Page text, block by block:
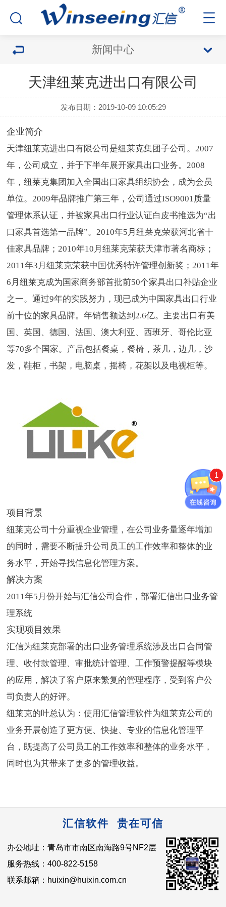
新闻中心
天津纽莱克进出口有限公司
发布日期：2019-10-09 10:05:29
企业简介
天津纽莱克进出口有限公司是纽莱克集团子公司。2007
年，公司成立，并于下半年展开家具出口业务。2008
年，纽莱克集团加入全国出口家具组织协会，成为会员
单位。2009年品牌推广第三年，公司通过ISO9001质量
管理体系认证，并被家具出口行业认证白皮书推选为“出
口家具首选第一品牌”。2010年5月纽莱克荣获河北省十
佳家具品牌；2010年10月纽莱克荣获天津市著名商标；
2011年3月纽莱克荣获中国优秀特许管理创新奖；2011年
6月纽莱克成为国家商务部首批前50个家具出口补贴企业
之一。通过9年的实践努力，现已成为中国家具出口行业
前十位的家具品牌。年销售额达到2.6亿。主要出口有美
国、英国、德国、法国、澳大利亚、西班牙、哥伦比亚
等70多个国家。产品包括餐桌，餐椅，茶几，边几，沙
发，鞋柜，书架，电脑桌，摇椅，花架以及电视柜等。
项目背景
纽莱克公司十分重视企业管理，在公司业务量逐年增加
的同时，需要不断提升公司员工的工作效率和整体的业
务水平，开始寻找信息化管理方案。
解决方案
2011年5月份开始与汇信公司合作，部署汇信出口业务管
理系统
实现项目效果
汇信为纽莱克部署的出口业务管理系统涉及出口合同管
理、收付款管理、审批统计管理、工作预警提醒等模块
的应用，解决了客户原来繁复的管理程序，受到客户公
司负责人的好评。
纽莱克的叶总认为：使用汇信管理软件为纽莱克公司的
业务开展创造了更方便、快捷、专业的信息化管理平
台，既提高了公司员工的工作效率和整体的业务水平，
同时也为其带来了更多的管理收益。
汇信软件 贵在可信
办公地址：青岛市市南区南海路9号NF2层
服务热线：400-822-5158
联系邮箱：huixin@huixin.com.cn
1